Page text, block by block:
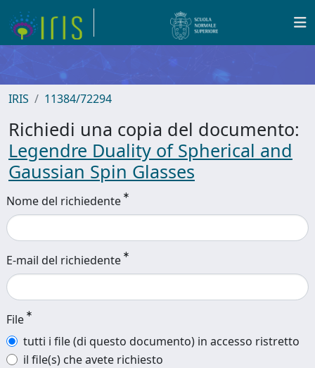
IRIS 11384/72294
Richiedi una copia del documento:
Legendre Duality of Spherical and
Gaussian Spin Glasses
Nome del richiedente
E-mail del richiedente
File
tutti i file (di questo documento) in accesso ristretto
il file(s) che avete richiesto